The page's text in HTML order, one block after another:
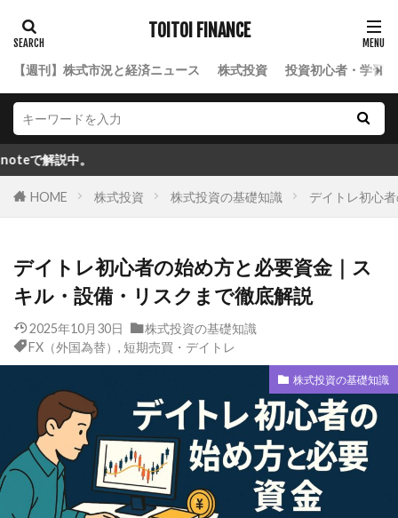
TOITOI FINANCE
【週刊】株式市況と経済ニュース 株式投資 投資初心者・学習
HOME 株式投資 株式投資の基礎知識 デイトレ初心
デイトレ初心者の始め方と必要資金｜ス
キル・設備・リスクまで徹底解説
2025年10月30日
株式投資の基礎知識
FX（外国為替） , 短期売買・デイトレ
株式投資の基礎知識